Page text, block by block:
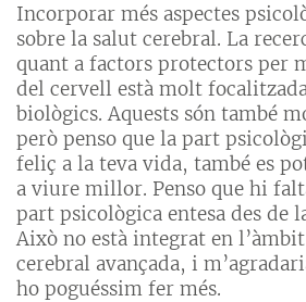
Incorporar més aspectes
sobre la salut cerebral. La
quant a factors protectors per
del cervell està molt
biològics. Aquests són també
però penso que la part
feliç a la teva vida, també es
a viure millor. Penso que hi
part psicològica entesa des de
Això no està integrat en
cerebral avançada, i
ho poguéssim fer més.